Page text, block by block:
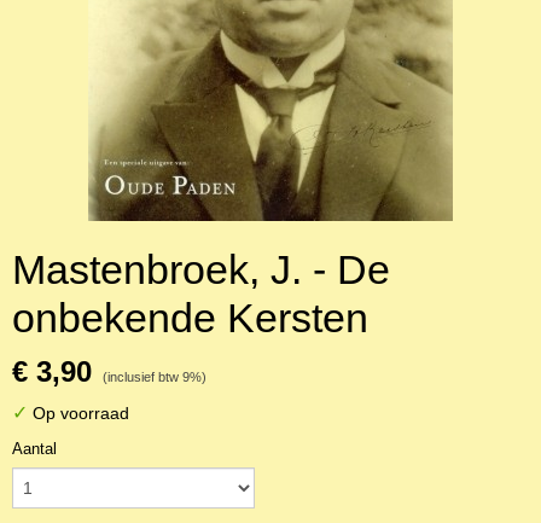
Mastenbroek, J. - De
onbekende Kersten
€ 3,90 (inclusief btw 9%)
✓ Op voorraad
Aantal